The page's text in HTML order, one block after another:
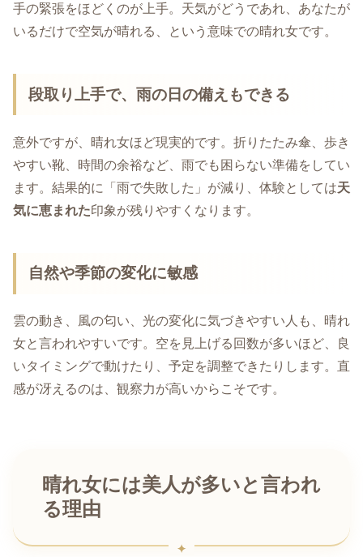
手の緊張をほどくのが上手。天気がどうであれ、あなたが
いるだけで空気が晴れる、という意味での晴れ女です。
段取り上手で、雨の日の備えもできる
意外ですが、晴れ女ほど現実的です。折りたたみ傘、歩き
やすい靴、時間の余裕など、雨でも困らない準備をしてい
ます。結果的に「雨で失敗した」が減り、体験としては天
気に恵まれた印象が残りやすくなります。
自然や季節の変化に敏感
雲の動き、風の匂い、光の変化に気づきやすい人も、晴れ
女と言われやすいです。空を見上げる回数が多いほど、良
いタイミングで動けたり、予定を調整できたりします。直
感が冴えるのは、観察力が高いからこそです。
晴れ女には美人が多いと言われ
る理由